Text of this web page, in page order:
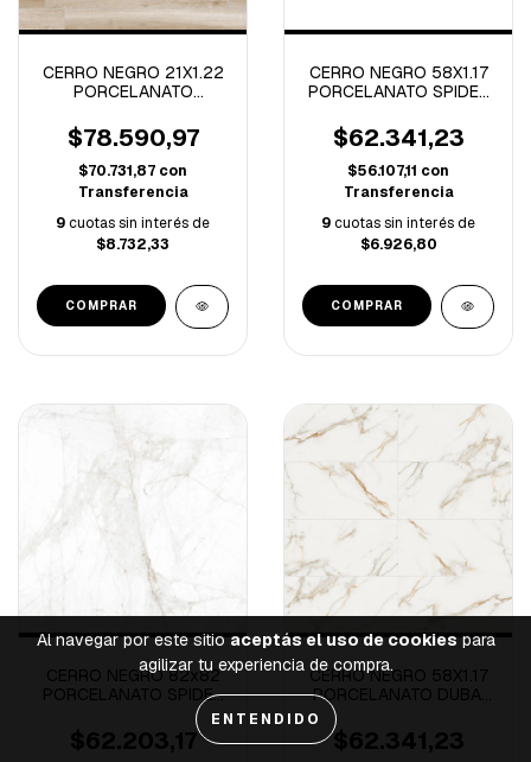
Al navegar por este sitioaceptás el uso de cookiespara
agilizar tu experiencia de compra.
ENTENDIDO
CERRO NEGRO 21X1.22
PORCELANATO
DE 2.02 M2
$78.590,97
$70.731,87 con
Transferencia
9cuotas sin interés de
$8.732,33
CERRO NEGRO 58X1.17
PORCELANATO SPIDER
$62.341,23
$56.107,11 con
Transferencia
9cuotas sin interés de
$6.926,80
CERRO NEGRO 82x82
PORCELANATO SPIDER
RECTIFICADO-2.02M/C
$62.203,17
CERRO NEGRO 58X1.17
PORCELANATO DUBAI
PULIDO RECTIFICADO-
1.35M/C
$62.341,23